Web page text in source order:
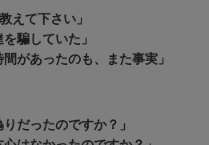
えて下さい」
騙していた」
があったのも、また事実」
だったのですか？」